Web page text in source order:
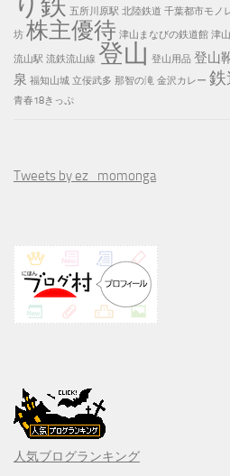
五所川原駅 北陸鉄道 千葉都市モノ
坊 株主優待 津山まなびの鉄道館 津
流山駅 流鉄流山線 登山 登山用品 登山
泉 福知山城 立佞武多 那智の滝 金沢カレー 鉄
青春18きっぷ
Tweets by ez_momonga
人気ブログランキング